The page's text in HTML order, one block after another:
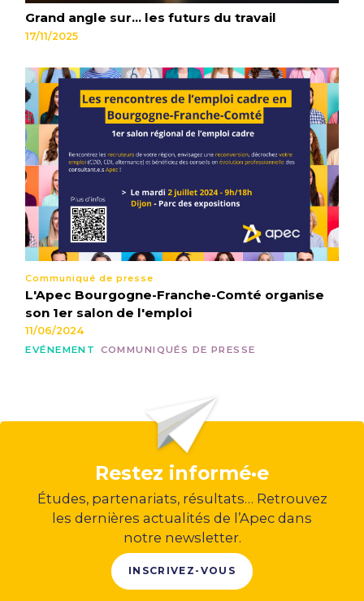
Grand angle sur... les futurs du travail
17/11/2025
Communiqué de presse
L'Apec Bourgogne-Franche-Comté organise
son 1er salon de l'emploi
11/06/2024
EVÉNEMENT COMMUNIQUÉS DE PRESSE
Restez informé·e
Études, partenariats, résultats… Retrouvez
les dernières actualités de l’Apec dans
notre newsletter.
INSCRIVEZ-VOUS